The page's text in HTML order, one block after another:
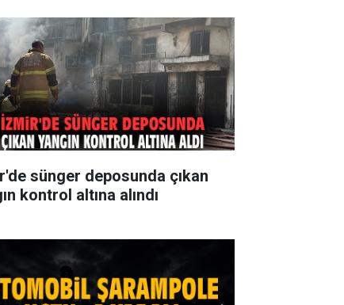
sünger deposunda çıkan
kontrol altına alındı